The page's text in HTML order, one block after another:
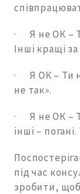
· Я не ОК –
Інші кращі
· Я ОК – Ти
не так».
· Я не ОК –
інші –
під час
зробити,